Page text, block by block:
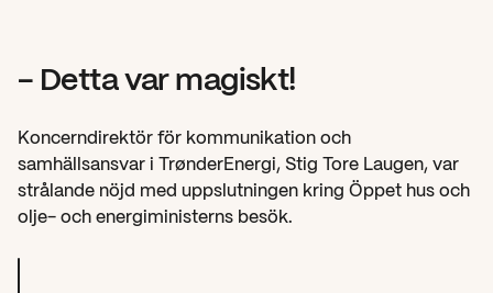
- Detta var magiskt!
Koncerndirektör för kommunikation och
samhällsansvar i TrønderEnergi, Stig Tore Laugen, var
strålande nöjd med uppslutningen kring Öppet hus och
olje- och energiministerns besök.